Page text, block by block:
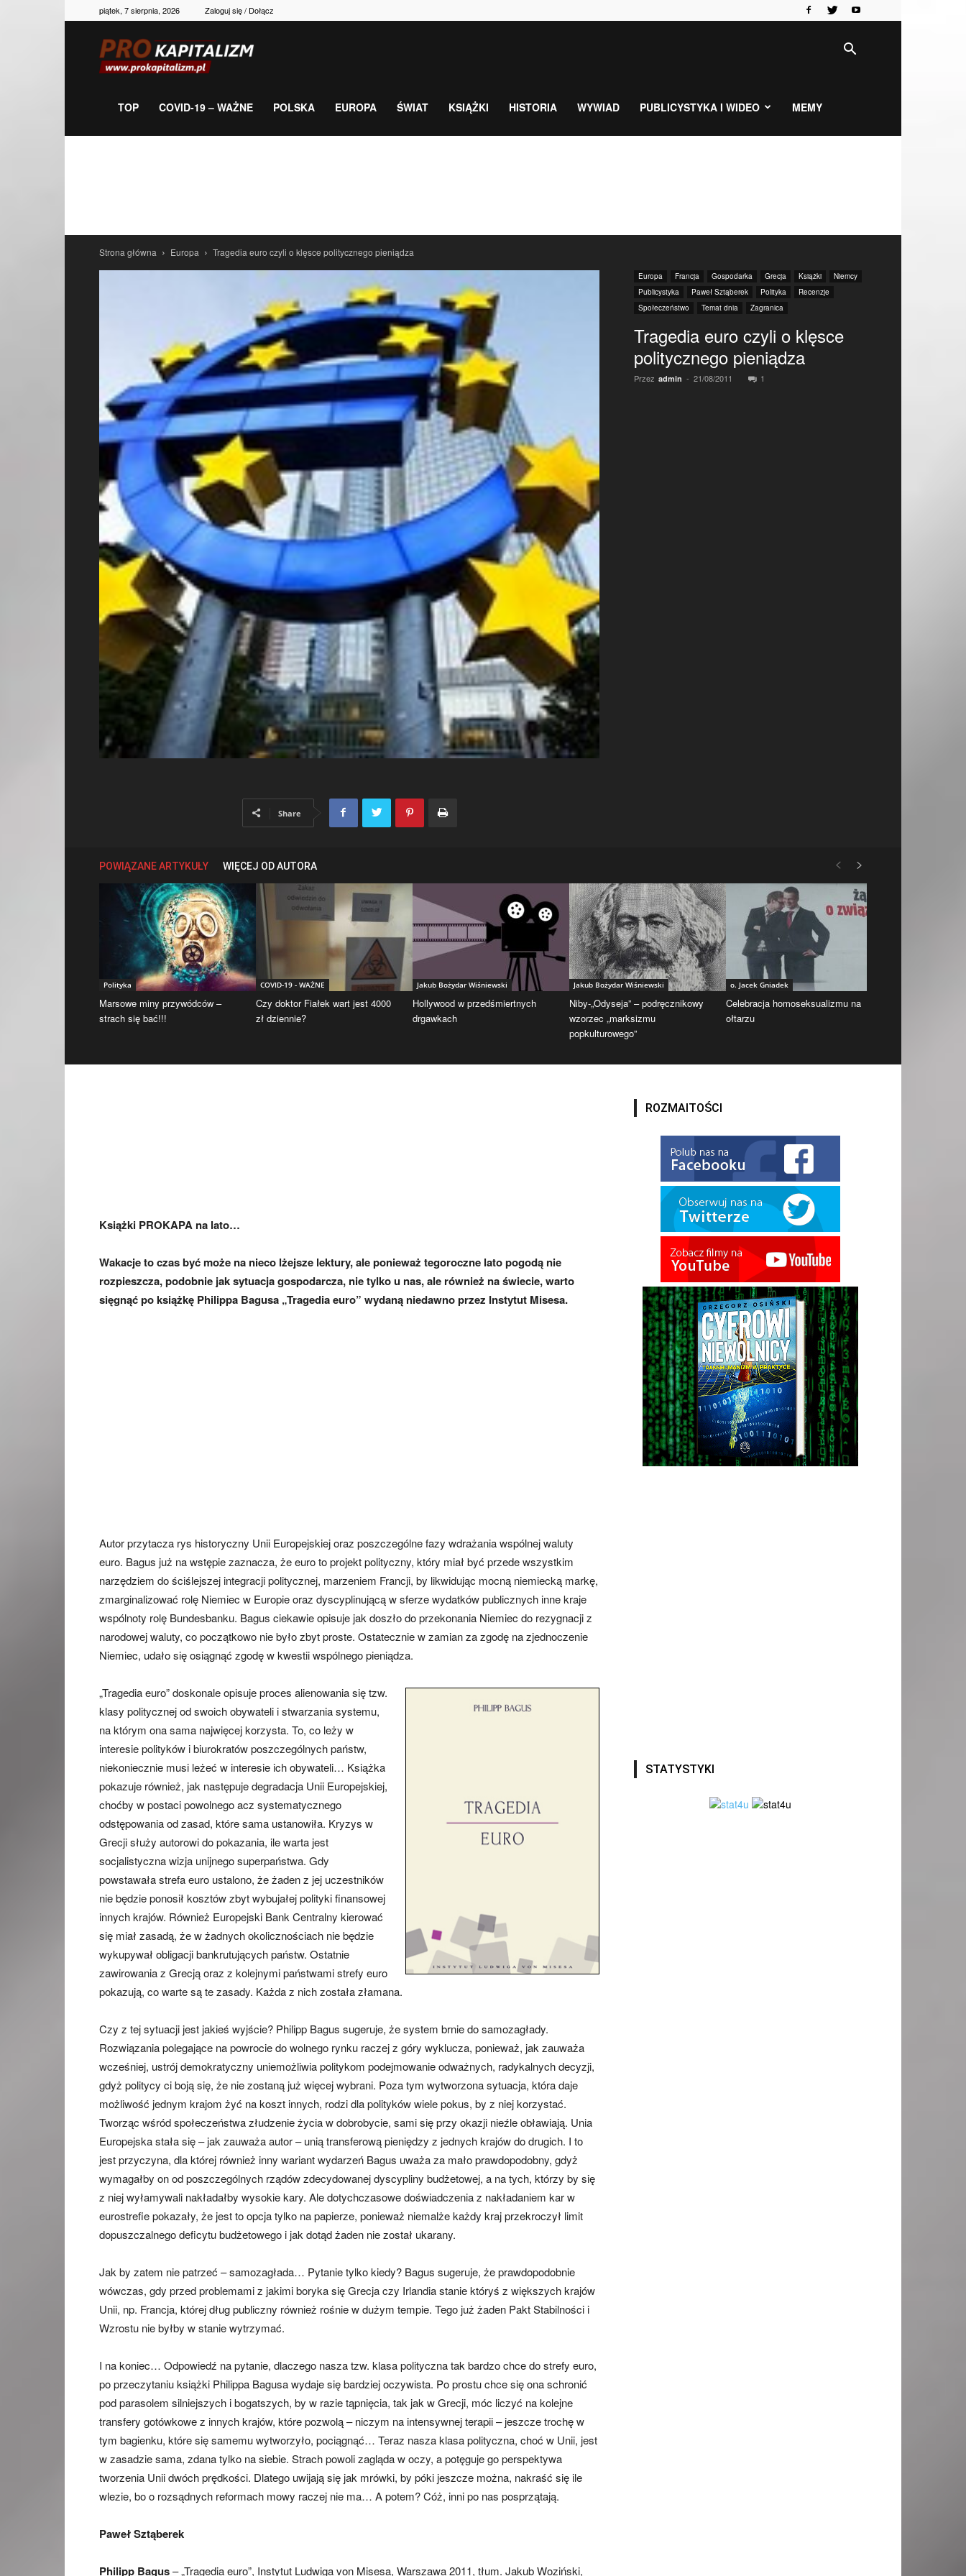
piątek, 7 sierpnia, 2026 Zaloguj się / Dołącz
gospodarka,
TOP COVID-19 – WAŻNE POLSKA EUROPA ŚWIAT KSIĄŻKI HISTORIA WYWIAD PUBLICYSTYKA I WIDEO MEMY
Strona główna Europa Tragedia euro czyli o klęsce politycznego pieniądza
Europa Francja Gospodarka Grecja Książki
Niemcy
Publicystyka
Paweł Sztąberek Polityka
Recenzje
Społeczeństwo
Temat dnia Zagranica
Tragedia euro czyli o klęsce
politycznego pieniądza
Przez admin - 21/08/2011 1
Share
POWIĄZANE ARTYKUŁY WIĘCEJ OD AUTORA
Polityka
Marsowe miny przywódców –
strach się bać!!!
COVID-19 - WAŻNE
Czy doktor Fiałek wart jest 4000
zł dziennie?
Jakub Bożydar Wiśniewski
Hollywood w przedśmiertnych
drgawkach
Jakub Bożydar Wiśniewski
Niby-„Odyseja” – podręcznikowy
wzorzec „marksizmu
popkulturowego”
o. Jacek Gniadek
Celebracja homoseksualizmu na
ołtarzu
Książki PROKAPA na lato…
Wakacje to czas być może na nieco lżejsze lektury, ale ponieważ tegoroczne lato pogodą nie
rozpieszcza, podobnie jak sytuacja gospodarcza, nie tylko u nas, ale również na świecie, warto
sięgnąć po książkę Philippa Bagusa „Tragedia euro” wydaną niedawno przez Instytut Misesa.
Autor przytacza rys historyczny Unii Europejskiej oraz poszczególne fazy wdrażania wspólnej waluty
euro. Bagus już na wstępie zaznacza, że euro to projekt polityczny, który miał być przede wszystkim
narzędziem do ściślejszej integracji politycznej, marzeniem Francji, by likwidując mocną niemiecką markę,
zmarginalizować rolę Niemiec w Europie oraz dyscyplinującą w sferze wydatków publicznych inne kraje
wspólnoty rolę Bundesbanku. Bagus ciekawie opisuje jak doszło do przekonania Niemiec do rezygnacji z
narodowej waluty, co początkowo nie było zbyt proste. Ostatecznie w zamian za zgodę na zjednoczenie
Niemiec, udało się osiągnąć zgodę w kwestii wspólnego pieniądza.
„Tragedia euro” doskonale opisuje proces alienowania się tzw.
klasy politycznej od swoich obywateli i stwarzania systemu,
na którym ona sama najwięcej korzysta. To, co leży w
interesie polityków i biurokratów poszczególnych państw,
niekoniecznie musi leżeć w interesie ich obywateli… Książka
pokazuje również, jak następuje degradacja Unii Europejskiej,
choćby w postaci powolnego acz systematycznego
odstępowania od zasad, które sama ustanowiła. Kryzys w
Grecji służy autorowi do pokazania, ile warta jest
socjalistyczna wizja unijnego superpaństwa. Gdy
powstawała strefa euro ustalono, że żaden z jej uczestników
nie będzie ponosił kosztów zbyt wybujałej polityki finansowej
innych krajów. Również Europejski Bank Centralny kierować
się miał zasadą, że w żadnych okolicznościach nie będzie
wykupywał obligacji bankrutujących państw. Ostatnie
zawirowania z Grecją oraz z kolejnymi państwami strefy euro
pokazują, co warte są te zasady. Każda z nich została złamana.
Czy z tej sytuacji jest jakieś wyjście? Philipp Bagus sugeruje, że system brnie do samozagłady.
Rozwiązania polegające na powrocie do wolnego rynku raczej z góry wyklucza, ponieważ, jak zauważa
wcześniej, ustrój demokratyczny uniemożliwia politykom podejmowanie odważnych, radykalnych decyzji,
gdyż politycy ci boją się, że nie zostaną już więcej wybrani. Poza tym wytworzona sytuacja, która daje
możliwość jednym krajom żyć na koszt innych, rodzi dla polityków wiele pokus, by z niej korzystać.
Tworząc wśród społeczeństwa złudzenie życia w dobrobycie, sami się przy okazji nieźle obławiają. Unia
Europejska stała się – jak zauważa autor – unią transferową pieniędzy z jednych krajów do drugich. I to
jest przyczyna, dla której również inny wariant wydarzeń Bagus uważa za mało prawdopodobny, gdyż
wymagałby on od poszczególnych rządów zdecydowanej dyscypliny budżetowej, a na tych, którzy by się
z niej wyłamywali nakładałby wysokie kary. Ale dotychczasowe doświadczenia z nakładaniem kar w
eurostrefie pokazały, że jest to opcja tylko na papierze, ponieważ niemalże każdy kraj przekroczył limit
dopuszczalnego deficytu budżetowego i jak dotąd żaden nie został ukarany.
Jak by zatem nie patrzeć – samozagłada… Pytanie tylko kiedy? Bagus sugeruje, że prawdopodobnie
wówczas, gdy przed problemami z jakimi boryka się Grecja czy Irlandia stanie któryś z większych krajów
Unii, np. Francja, której dług publiczny również rośnie w dużym tempie. Tego już żaden Pakt Stabilności i
Wzrostu nie byłby w stanie wytrzymać.
I na koniec… Odpowiedź na pytanie, dlaczego nasza tzw. klasa polityczna tak bardzo chce do strefy euro,
po przeczytaniu książki Philippa Bagusa wydaje się bardziej oczywista. Po prostu chce się ona schronić
pod parasolem silniejszych i bogatszych, by w razie tąpnięcia, tak jak w Grecji, móc liczyć na kolejne
transfery gotówkowe z innych krajów, które pozwolą – niczym na intensywnej terapii – jeszcze trochę w
tym bagienku, które się samemu wytworzyło, pociągnąć… Teraz nasza klasa polityczna, choć w Unii, jest
w zasadzie sama, zdana tylko na siebie. Strach powoli zagląda w oczy, a potęguje go perspektywa
tworzenia Unii dwóch prędkości. Dlatego uwijają się jak mrówki, by póki jeszcze można, nakraść się ile
wlezie, bo o rozsądnych reformach mowy raczej nie ma… A potem? Cóż, inni po nas posprzątają.
Paweł Sztąberek
Philipp Bagus– „Tragedia euro”, Instytut Ludwiga von Misesa, Warszawa 2011, tłum. Jakub Woziński,
ROZMAITOŚCI
STATYSTYKI